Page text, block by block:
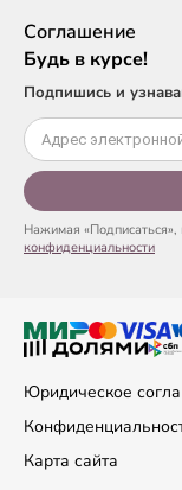
Соглашение
Будь в курсе!
Подпишись и
Нажимая «Подписаться»,
конфиденциальности
Юридическое
Карта сайта